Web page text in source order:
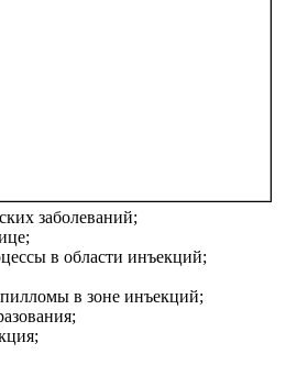
заболеваний;
в области инъекций;
в зоне инъекций;